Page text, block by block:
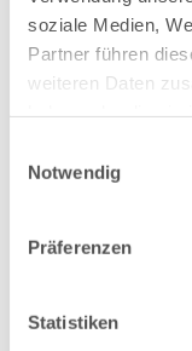
soziale Medien,
Partner führen
weiteren Daten
Notwendig
Präferenzen
Statistiken